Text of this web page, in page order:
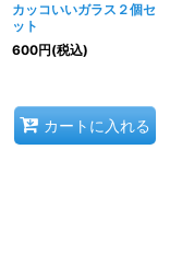
カッコいいガラス２個セ
ット
600円(税込)
カートに入れる